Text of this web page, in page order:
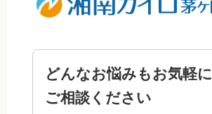
どんなお悩みもお気軽に
ご相談ください